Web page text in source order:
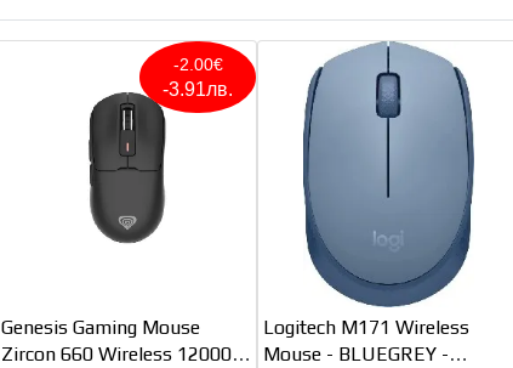
-2.00€
-3.91лв.
Genesis Gaming Mouse
Zircon 660 Wireless 12000
Logitech M171 Wireless
Mouse - BLUEGREY -